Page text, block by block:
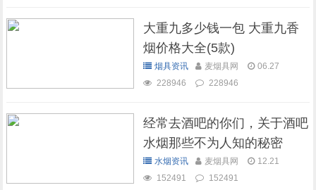
大重九多少钱一包 大重九香
烟价格大全(5款)
烟具资讯 麦烟具网
06.27
228946
228946
经常去酒吧的你们，关于酒吧
水烟那些不为人知的秘密
水烟资讯 麦烟具网
12.21
152491
152491